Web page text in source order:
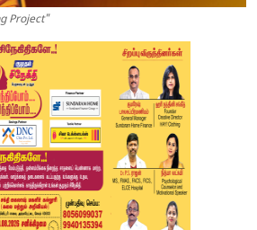
Project"